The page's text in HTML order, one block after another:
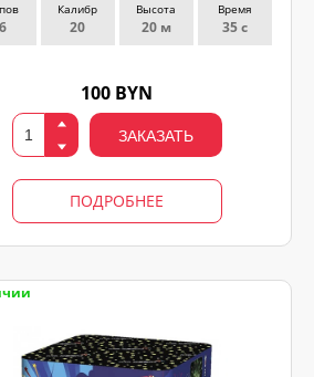
Калибр
20
Высота
20 м
Время
35 с
100 BYN
ЗАКАЗАТЬ
ПОДРОБНЕЕ